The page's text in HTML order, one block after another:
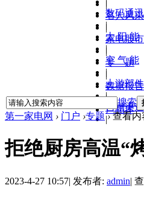
|
名人风采
|
家电股市
|
专 题
|
数据报告
|
产品库
数码通讯
|
太 阳 能
|
空 气 能
|
上游部件
|
营销渠道
|
搜索
第一家电网 › 门户 ›专题 ›查看内
拒绝厨房高温“
2023-4-27 10:57| 发布者: admin|